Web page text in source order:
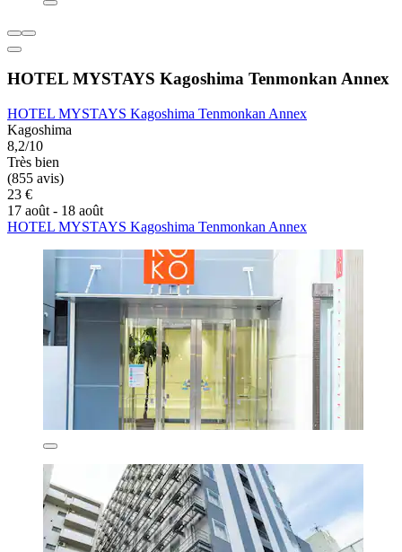
H​OTEL MYSTAYS Kagoshima Tenmonkan Annex
H​OTEL MYSTAYS Kagoshima Tenmonkan Annex
Kagoshima
8,2/10
Très bien
(855 avis)
23 €
17 août - 18 août
H​OTEL MYSTAYS Kagoshima Tenmonkan Annex